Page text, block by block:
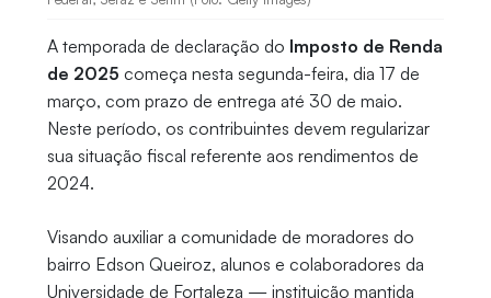
A temporada de declaração do Imposto de Renda
de 2025 começa nesta segunda-feira, dia 17 de
março, com prazo de entrega até 30 de maio.
Neste período, os contribuintes devem regularizar
sua situação fiscal referente aos rendimentos de
2024.
Visando auxiliar a comunidade de moradores do
bairro Edson Queiroz, alunos e colaboradores da
Universidade de Fortaleza — instituição mantida